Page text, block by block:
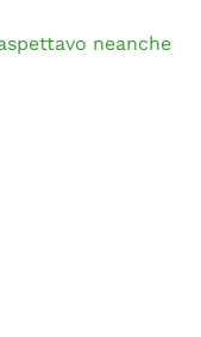
neanche